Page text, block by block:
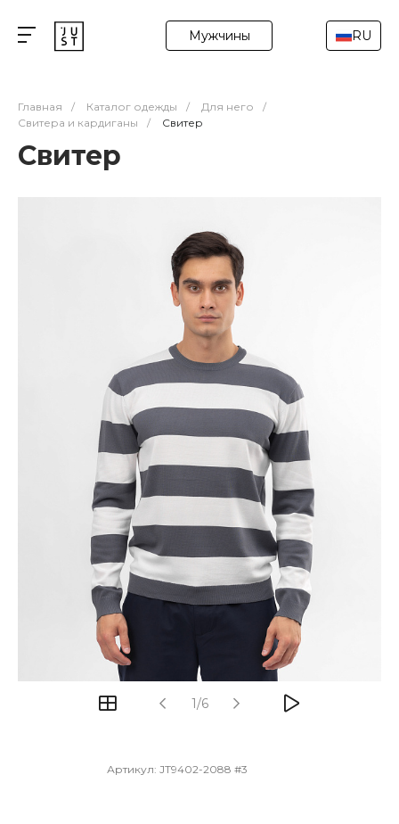
Мужчины RU
Главная / Каталог одежды / Для него
/
Свитера и кардиганы
/ Свитер
Свитер
1/6
Артикул: JT9402-2088 #3